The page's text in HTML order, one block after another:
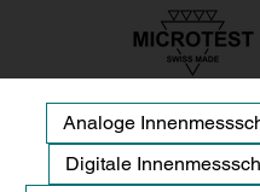
Analoge
Digitale